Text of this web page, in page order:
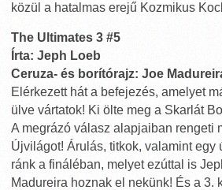
közül a hatalmas erejű Kozmikus
The Ultimates 3 #5
Írta: Jeph Loeb
Ceruza- és borítórajz: Joe
Elérkezett hát a befejezés, amelyet
ülve vártatok! Ki ölte meg a Skarlát
A megrázó válasz alapjaiban rengeti
Újvilágot! Árulás, titkok, valamint egy
ránk a fináléban, melyet ezúttal is
Madureira hoznak el nekünk! És a 3.